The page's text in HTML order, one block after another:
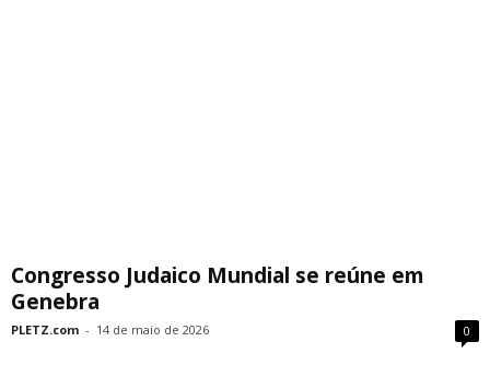
Congresso Judaico Mundial se reúne em
Genebra
PLETZ.com - 14 de maio de 2026 0